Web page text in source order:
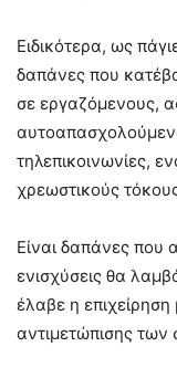
Ειδικότερα, ως
δαπάνες που
σε εργαζόμενους,
τηλεπικοινωνίες,
χρεωστικούς
Είναι δαπάνες που
ενισχύσεις θα
έλαβε η
αντιμετώπισης των